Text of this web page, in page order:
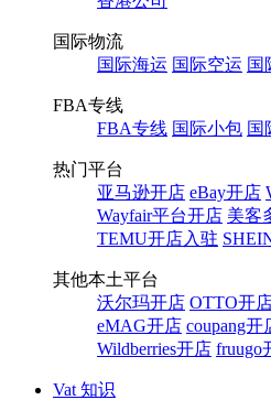
国际物流
国际海运 国际空运 国
FBA专线
FBA专线 国际小包 国
热门平台
亚马逊开店 eBay开店
Wayfair平台开店 美客
TEMU开店入驻
其他本土平台
沃尔玛开店 OTTO开
eMAG开店 coupang开
Wildberries开店 fruugo
Vat 知识